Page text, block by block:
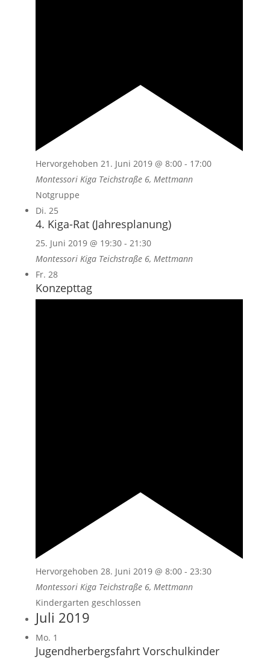
Hervorgehoben 21. Juni 2019 @ 8:00- 17:00
Montessori Kiga Teichstraße 6, Mettmann
Notgruppe
Di. 25
4. Kiga-Rat (Jahresplanung)
25. Juni 2019 @ 19:30- 21:30
Montessori Kiga Teichstraße 6, Mettmann
Fr. 28
Konzepttag
Hervorgehoben 28. Juni 2019 @ 8:00- 23:30
Montessori Kiga Teichstraße 6, Mettmann
Kindergarten geschlossen
Juli 2019
Mo. 1
Jugendherbergsfahrt Vorschulkinder